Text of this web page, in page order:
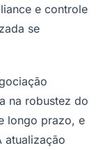
e controle
se
na robustez do
longo prazo, e
atualização